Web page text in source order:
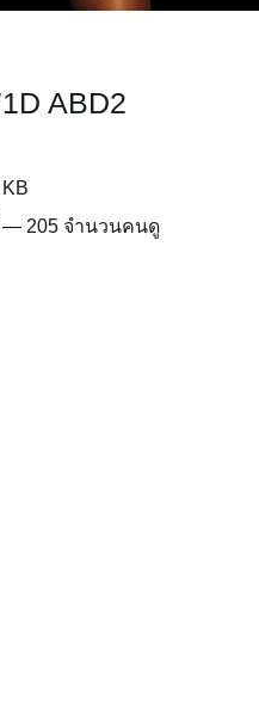
ABD2
— 205 จำนวนคนดู